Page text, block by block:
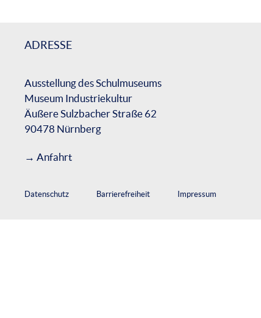
ADRESSE
Ausstellung des Schulmuseums
Museum Industriekultur
Äußere Sulzbacher Straße 62
90478 Nürnberg
→ Anfahrt
Datenschutz Barrierefreiheit Impressum